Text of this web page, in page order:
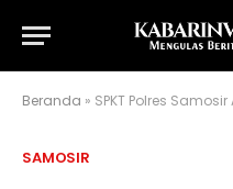
Beranda » SPKT Polres Samosir Akhiri
SAMOSIR